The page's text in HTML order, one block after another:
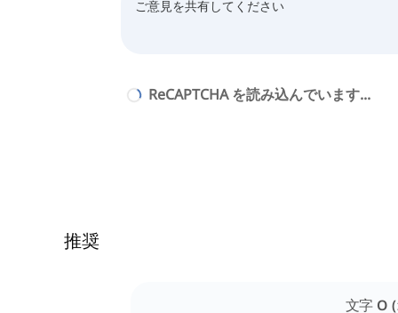
ReCAPTCHA を読み込んでいます...
推奨
文字 O